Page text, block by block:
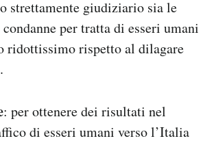
strettamente giudiziario sia le
per tratta di esseri umani
ridottissimo rispetto al dilagare
: per ottenere dei risultati nel
di esseri umani verso l’Italia